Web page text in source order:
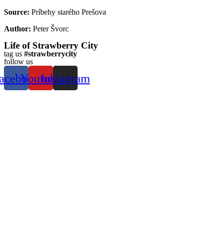
Source: Príbehy starého Prešova
Author: Peter Švorc
Life of Strawberry City
tag us #strawberrycity
follow us
YoutubeInstagram